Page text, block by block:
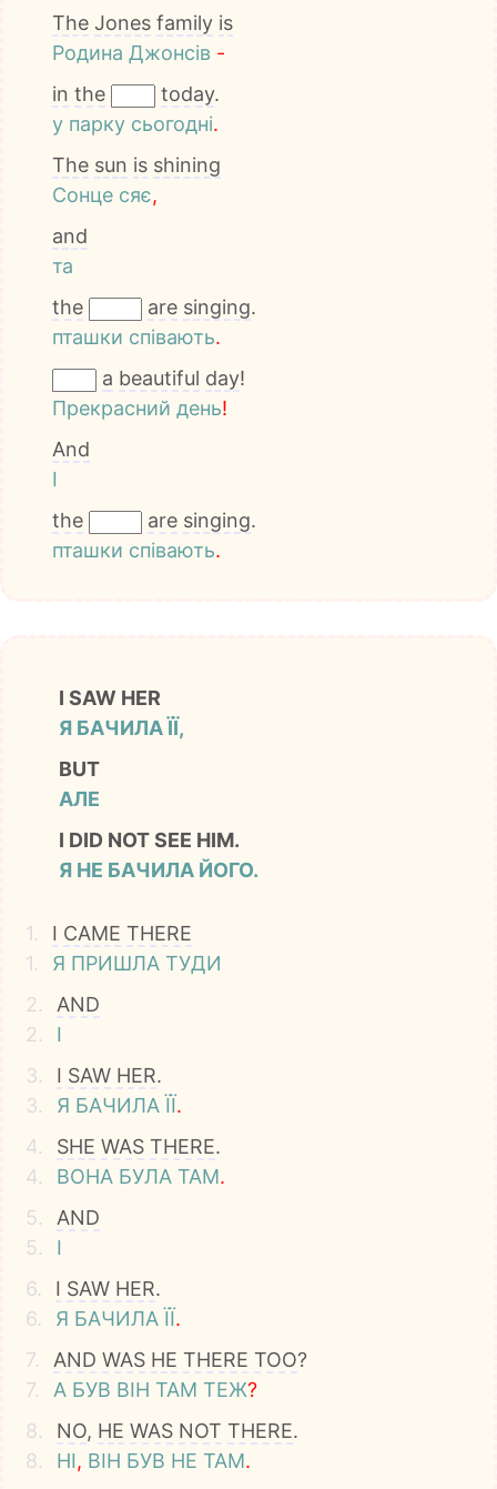
The Jones family is
Родина Джонсів -
in the today.
у парку сьогодні.
The sun is shining
Сонце сяє,
and
та
the
are singing.
пташки співають.
a beautiful day!
Прекрасний день!
And
І
the
are singing.
пташки співають.
I SAW HER
Я БАЧИЛА ЇЇ,
BUT
АЛЕ
I DID NOT SEE HIM.
Я НЕ БАЧИЛА ЙОГО.
1. I CAME THERE
1.
Я ПРИШЛА ТУДИ
2.
AND
2.
І
3.
I SAW HER.
3.
Я БАЧИЛА ЇЇ.
4.
SHE WAS THERE.
4.
ВОНА БУЛА ТАМ.
5.
AND
5.
І
6.
I SAW HER.
6.
Я БАЧИЛА ЇЇ.
7.
AND WAS HE THERE TOO?
7.
А БУВ ВІН ТАМ ТЕЖ?
8.
NO, HE WAS NOT THERE.
8.
НІ, ВІН БУВ НЕ ТАМ.